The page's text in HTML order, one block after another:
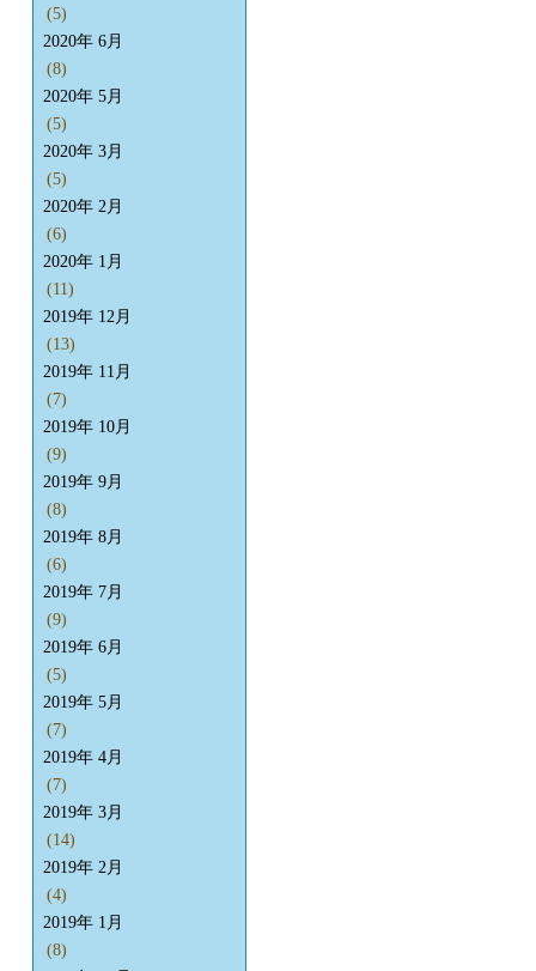
(5)
2020年 6月
(8)
2020年 5月
(5)
2020年 3月
(5)
2020年 2月
(6)
2020年 1月
(11)
2019年 12月
(13)
2019年 11月
(7)
2019年 10月
(9)
2019年 9月
(8)
2019年 8月
(6)
2019年 7月
(9)
2019年 6月
(5)
2019年 5月
(7)
2019年 4月
(7)
2019年 3月
(14)
2019年 2月
(4)
2019年 1月
(8)